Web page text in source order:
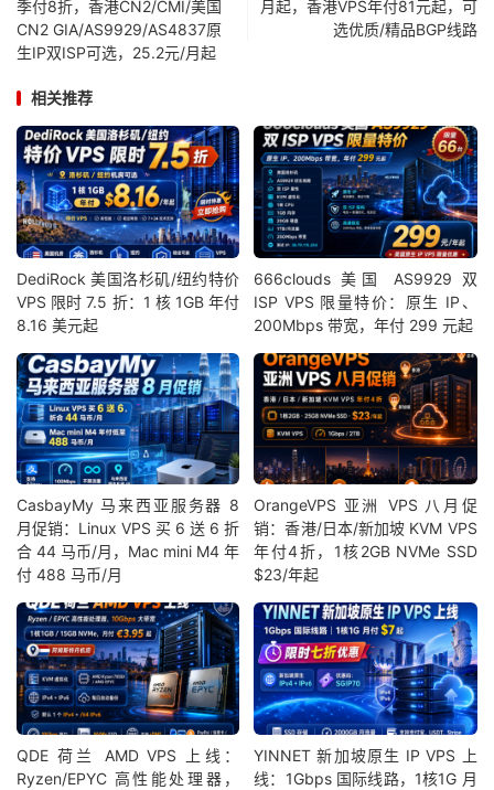
季付8折，香港CN2/CMI/美国
CN2 GIA/AS9929/AS4837原
生IP双ISP可选，25.2元/月起
月起，香港VPS年付81元起，可
选优质/精品BGP线路
相关推荐
DediRock 美国洛杉矶/纽约特价
VPS 限时 7.5 折：1 核 1GB 年付
8.16 美元起
666clouds 美国 AS9929 双
ISP VPS 限量特价：原生 IP、
200Mbps 带宽，年付 299 元起
CasbayMy 马来西亚服务器 8
月促销：Linux VPS 买 6 送 6 折
合 44 马币/月，Mac mini M4 年
付 488 马币/月
OrangeVPS 亚洲 VPS 八月促
销：香港/日本/新加坡 KVM VPS
年付4折，1核2GB NVMe SSD
$23/年起
QDE 荷兰 AMD VPS 上线：
Ryzen/EPYC 高性能处理器，
YINNET 新加坡原生 IP VPS 上
线：1Gbps 国际线路，1核1G 月